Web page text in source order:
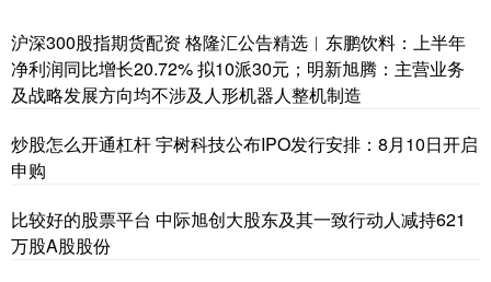
沪深300股指期货配资 格隆汇公告精选︱东鹏饮料：上半年
净利润同比增长20.72% 拟10派30元；明新旭腾：主营业务
及战略发展方向均不涉及人形机器人整机制造
炒股怎么开通杠杆 宇树科技公布IPO发行安排：8月10日开启
申购
比较好的股票平台 中际旭创大股东及其一致行动人减持621
万股A股股份